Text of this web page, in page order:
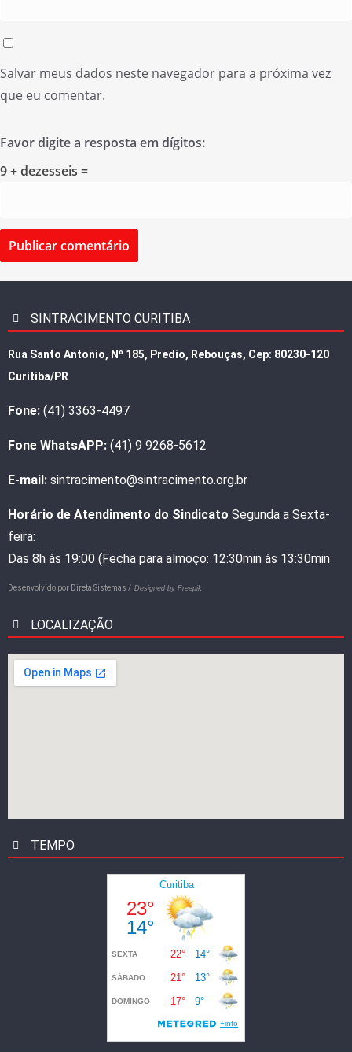
Salvar meus dados neste navegador para a próxima vez
que eu comentar.
Favor digite a resposta em dígitos:
9 + dezesseis =
SINTRACIMENTO CURITIBA
Rua Santo Antonio, Nº 185, Predio, Rebouças, Cep: 80230-120
Curitiba/PR
Fone: (41) 3363-4497
Fone WhatsAPP: (41) 9 9268-5612
E-mail: sintracimento@sintracimento.org.br
Horário de Atendimento do Sindicato Segunda a Sexta-
feira:
Das 8h às 19:00 (Fecha para almoço: 12:30min às 13:30min
Desenvolvido por Direta Sistemas / Designed by Freepik
LOCALIZAÇÃO
TEMPO